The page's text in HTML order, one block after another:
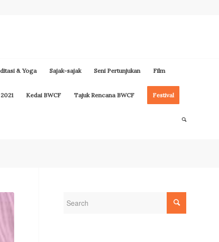
& Yoga Sajak-sajak Seni Pertunjukan Film
Kedai BWCF Tajuk Rencana BWCF Festival